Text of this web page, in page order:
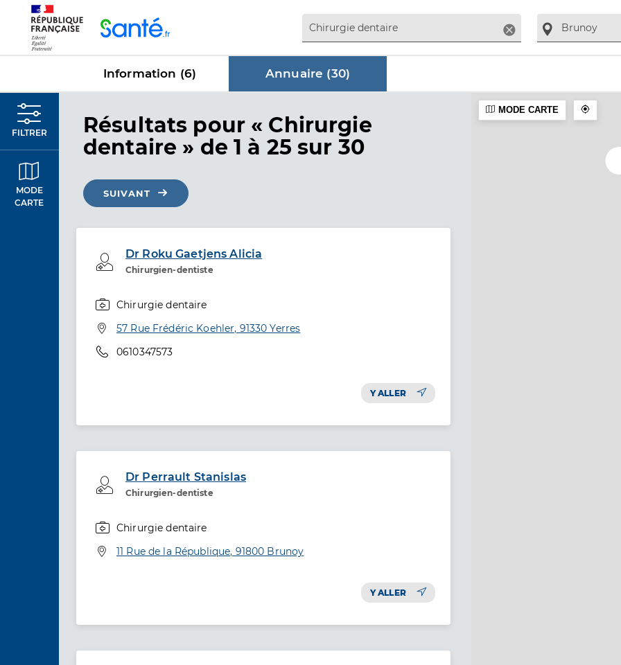
Supprimer
Information (6) Annuaire (30)
FILTRER
MODE
CARTE
Résultats dans Annuaire
pour « Chirurgie
dentaire » de 1 à 25 sur 30
SUIVANT
Dr Roku Gaetjens Alicia
Chirurgien-dentiste
Professionel de santé
Chirurgie dentaire
Adresse
57 Rue Frédéric Koehler, 91330 Yerres
Téléphone
0610347573
Y ALLER
Dr Perrault Stanislas
Chirurgien-dentiste
Professionel de santé
Chirurgie dentaire
Adresse
11 Rue de la République, 91800 Brunoy
Y ALLER
MODE CARTE
Panneau de gestion des cookies